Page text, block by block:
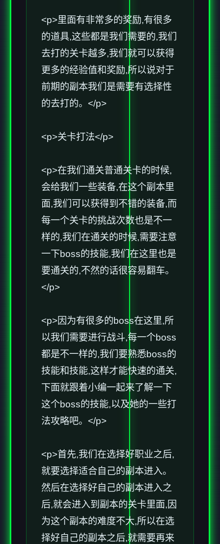
<p>里面有非常多的奖励,有很多
的道具,这些都是我们需要的,我们
去打的关卡越多,我们就可以获得
更多的经验值和奖励,所以说对于
前期的副本我们是需要有选择性
的去打的。</p>
<p>关卡打法</p>
<p>在我们通关普通关卡的时候,
会给我们一些装备,在这个副本里
面,我们可以获得到不错的装备,而
每一个关卡的挑战次数也是不一
样的,我们在通关的时候,需要注意
一下boss的技能,我们在这里也是
要通关的,不然的话很容易翻车。
</p>
<p>因为有很多的boss在这里,所
以我们需要进行战斗,每一个boss
都是不一样的,我们要熟悉boss的
技能和技能,这样才能快速的通关,
下面就跟着小编一起来了解一下
这个boss的技能,以及她的一些打
法攻略吧。</p>
<p>首先,我们在选择好职业之后,
就要选择适合自己的副本进入。
然后在选择好自己的副本进入之
后,就会进入到副本的关卡里面,因
为这个副本的难度不大,所以在选
择好自己的副本之后,就需要再来